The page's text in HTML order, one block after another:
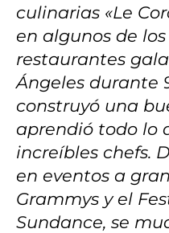
culinarias «Le
en algunos de
restaurantes
Ángeles durante
construyó una
aprendió todo lo
increíbles chefs.
en eventos a
Grammys y el
Sundance, se